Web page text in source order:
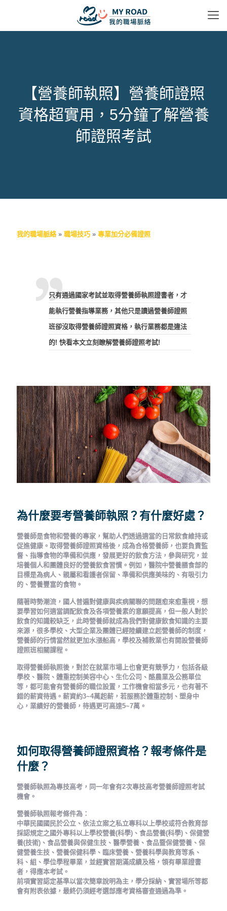
【營養師執照】營養師證照
資格超實用，5分鐘了解營養
師證照考試
我的職場脈絡 » 職場技巧 » 專業加分必備證照
只有通過國家考試並取得營養師執照證書者，才
能執行營養指導業務，其他只是讀過營養師證照
班卻沒取得營養師證照資格，執行業務都是違法
的! 快看本文立刻瞭解營養師證照考試!
為什麼要考營養師執照？有什麼好處？
營養師是食物和營養的專家，幫助人們透過適當的日常飲食維持或
促進健康。取得營養師證照資格後，成為合格營養師，也要負責監
督、指導食物的準備和供應，發展更好的飲食方法，參與研究，並
培養個人和團體良好的營養飲食習慣。例如，醫院中營養膳食部的
目標是為病人、親屬和看護者保留、準備和供應美味的、有吸引力
的、營養豐富的食物。
隨著時勢潮流，國人普遍對健康與疾病關聯的問題愈來愈重視，想
要學習如何適當調配飲食及各項營養素的意願提高，但一般人對於
飲食的知識較缺乏，此時營養師就成為我們對健康飲食知識的主要
來源，很多學校、大型企業及團體已經陸續建立起營養師的制度，
營養師的行情當然就更加水漲船高，學校及補教業也有開設營養師
證照班相關課程。
取得營養師執照後，對於在就業市場上也會更有競爭力，包括各級
學校、醫院、體重控制美容中心、生化公司、酪農業及公務單位
等，都可能會有營養師的職位設置，工作機會相當多元，也有著不
錯的薪資待遇。薪資約3~4萬起薪，若服務於體重控制、塑身中
心，業績好的營養師，待遇更可高達5~7萬。
如何取得營養師證照資格？報考條件是
什麼？
營養師執照為專技高考，同一年會有2次專技高考營養師證照考試
機會。
營養師執照報考條件為：
中華民國國民於公立、依法立案之私立專科以上學校或符合教育部
採認規定之國外專科以上學校營養(科學)、食品營養(科學)、保健營
養(技術)、食品營養與保健生技、醫學營養、食品暨保健營養、保
健營養生技、營養保健科學、臨床營養、營養科學與教育等系、
科、組、學位學程畢業，並經實習期滿成績及格，領有畢業證書
者，得應本考試。
前項實習認定基準以當次簡章說明為主，學分採納、實習場所等都
會有附表依據，最終仍須經考選部應考資格審查通過為準。